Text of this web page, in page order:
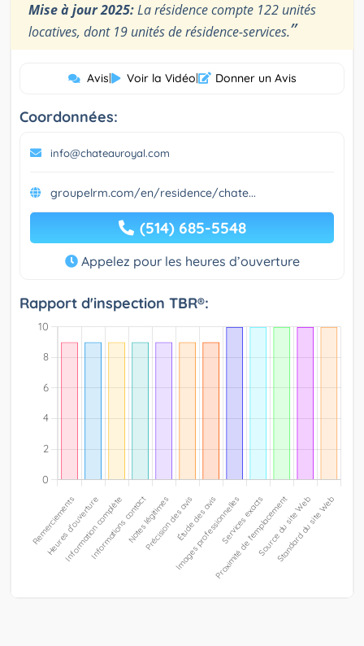
Mise à jour 2025:La résidence compte 122 unités
locatives, dont 19 unités de résidence-services.”
Avis| Voir la Vidéo| Donner un Avis
Coordonnées:
info@chateauroyal.com
groupelrm.com/en/residence/chate...
(514) 685-5548
Appelez pour les heures d’ouverture
Rapport d'inspection TBR®: